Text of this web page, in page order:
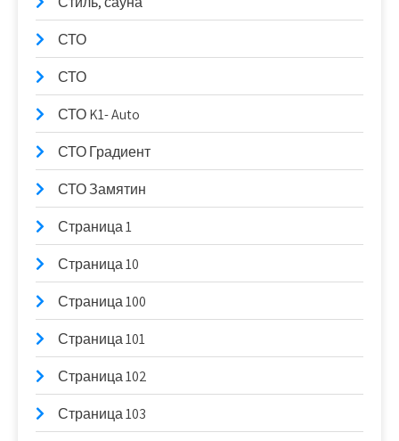
СТО
СТО
СТО K1- Auto
СТО Градиент
СТО Замятин
Страница 1
Страница 10
Страница 100
Страница 101
Страница 102
Страница 103